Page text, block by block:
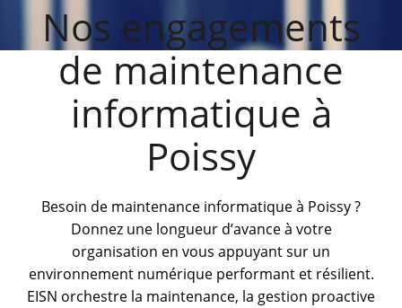
Nos engagements
de maintenance
informatique à
Poissy
Besoin de maintenance informatique à Poissy ?
Donnez une longueur d’avance à votre
organisation en vous appuyant sur un
environnement numérique performant et résilient.
EISN orchestre la maintenance, la gestion proactive